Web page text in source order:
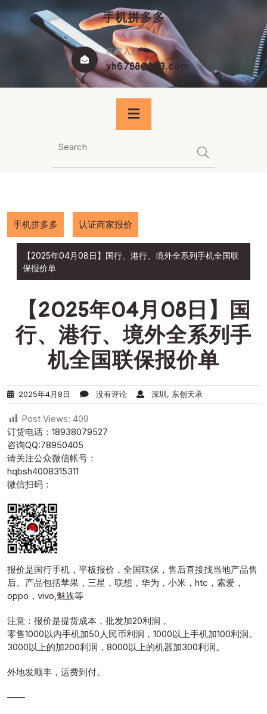
content
手机拼多多
商家入驻
yh6788@163.com
手机拼多多 认证商家报价
【2025年04月08日】国行、港行、境外全系列手机全国联
保报价单
【2025年04月08日】国
行、港行、境外全系列手
机全国联保报价单
2025年4月8日 没有评论 深圳, 东创天承
Post Views: 409
订货电话：18938079527
咨询QQ:78950405
请关注公众微信帐号：
hqbsh4008315311
微信扫码：
报价是国行手机，平板报价，全国联保，售后直接找当地产品售
后。产品包括苹果，三星，联想，华为，小米，htc，索爱，
oppo，vivo,魅族等
注意：报价是提货成本，批发加20利润，
零售1000以内手机加50人民币利润，1000以上手机加100利润。
3000以上的加200利润，8000以上的机器加300利润。
外地发顺丰，运费到付。
——